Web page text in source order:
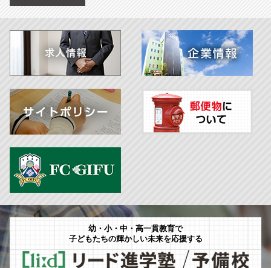
幼・小・中・高一貫教育で
子どもたちの輝かしい未来を応援する